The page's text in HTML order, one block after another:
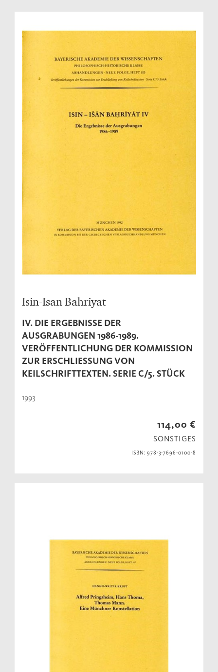
Isin-Isan Bahriyat
IV. DIE ERGEBNISSE DER
AUSGRABUNGEN 1986-1989.
VERÖFFENTLICHUNG DER KOMMISSION
ZUR ERSCHLIESSUNG VON K
EILSCHRIFTTEXTEN. SERIE C/5. STÜCK
1993
114,00 €
SONSTIGES
ISBN: 978-3-7696-0100-8